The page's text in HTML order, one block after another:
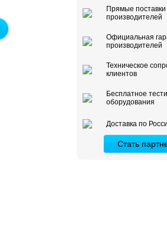
Прямые поставки
производителей
Официальная
производителей
Техническое
клиентов
Бесплатное
оборудования
Доставка по
Стать